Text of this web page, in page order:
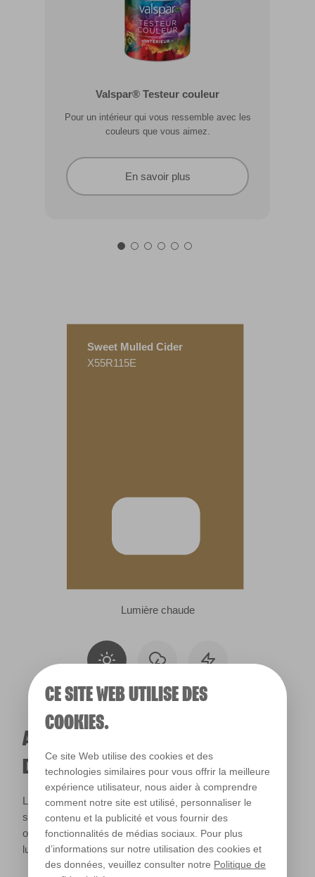
CE SITE WEB UTILISE DES
COOKIES.
Ce site Web utilise des cookies et des
technologies similaires pour vous offrir la meilleure
expérience utilisateur, nous aider à comprendre
comment notre site est utilisé, personnaliser le
contenu et la publicité et vous fournir des
fonctionnalités de médias sociaux. Pour plus
d’informations sur notre utilisation des cookies et
des données, veuillez consulter notre Politique de
Valspar® Testeur couleur
Pour un intérieur qui vous ressemble avec les
couleurs que vous aimez.
En savoir plus
Valspar® Pro Extérieur Boiseries et
Résiste aux fissures et à l’écaillage. Résiste aux
Sweet Mulled Cider
X55R115E
Lumière chaude
A QUOI RESSEMBLERA CETTE COULEUR
DANS VOTRE MAISON ?
La lumière naturelle et l’éclairage jouent un rôle important
sur le rendu des couleurs dans votre maison. Utilisez cet
outil pour voir le rendu de votre couleur en fonction de la
lumière.